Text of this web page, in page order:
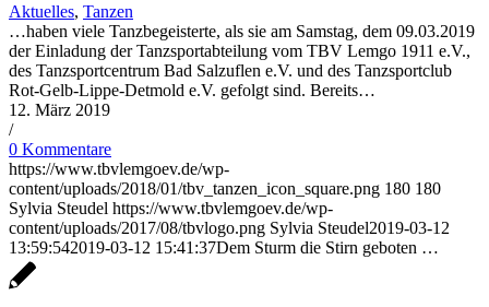
Aktuelles, Tanzen
…haben viele Tanzbegeisterte, als sie am Samstag, dem 09.03.2019
der Einladung der Tanzsportabteilung vom TBV Lemgo 1911 e.V.,
des Tanzsportcentrum Bad Salzuflen e.V. und des Tanzsportclub
Rot-Gelb-Lippe-Detmold e.V. gefolgt sind. Bereits…
12. März 2019
/
0 Kommentare
https://www.tbvlemgoev.de/wp-
content/uploads/2018/01/tbv_tanzen_icon_square.png 180 180
Sylvia Steudel https://www.tbvlemgoev.de/wp-
content/uploads/2017/08/tbvlogo.png Sylvia Steudel2019-03-12
13:59:542019-03-12 15:41:37Dem Sturm die Stirn geboten …